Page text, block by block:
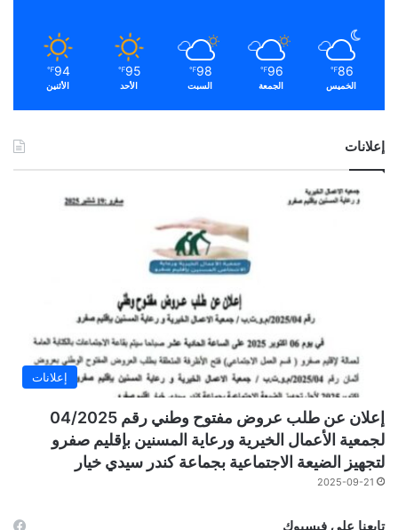
86
℉
الخميس
96
℉
الجمعة
98
℉
السبت
95
℉
الأحد
94
℉
الأثنين
إعلانات
إعلانات
إعلان عن طلب عروض مفتوح وطني رقم 04/2025
لجمعية الأعمال الخيرية ورعاية المسنين بإقليم صفرو
لتجهيز الضيعة الاجتماعية بجماعة كندر سيدي خيار
2025-09-21
تابعنا على فيسبوك